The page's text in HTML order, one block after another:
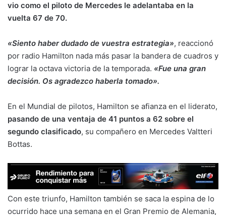
vio como el piloto de Mercedes le adelantaba en la
vuelta 67 de 70.
«Siento haber dudado de vuestra estrategia», reaccionó
por radio Hamilton nada más pasar la bandera de cuadros y
lograr la octava victoria de la temporada. «Fue una gran
decisión. Os agradezco haberla tomado».
En el Mundial de pilotos, Hamilton se afianza en el liderato,
pasando de una ventaja de 41 puntos a 62 sobre el
segundo clasificado, su compañero en Mercedes Valtteri
Bottas.
Con este triunfo, Hamilton también se saca la espina de lo
ocurrido hace una semana en el Gran Premio de Alemania,